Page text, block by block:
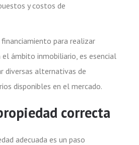
y costos de
financiamiento para realizar
el ámbito inmobiliario, es esencial
diversas alternativas de
disponibles en el mercado.
correcta
adecuada es un paso